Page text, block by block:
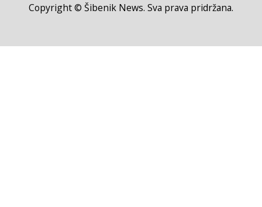
Copyright © Šibenik News. Sva prava pridržana.